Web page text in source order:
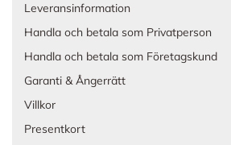
Leveransinformation
Handla och betala som Privatperson
Handla och betala som Företagskund
Garanti & Ångerrätt
Villkor
Presentkort